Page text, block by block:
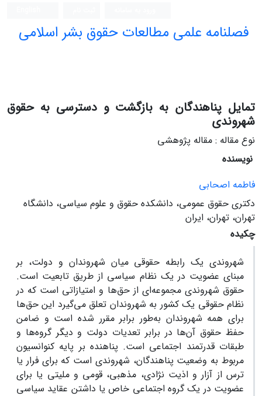
فصلنامه علمی مطالعات حقوق بشر اسلامی
تمایل پناهندگان به بازگشت و دسترسی به حقوق
شهروندی
نوع مقاله : مقاله پژوهشی
نویسنده
فاطمه اصحابی
دکتری حقوق عمومی، دانشکده حقوق و علوم سیاسی، دانشگاه
تهران، تهران، ایران
چکیده
شهروندی یک رابطه حقوقی میان شهروندان و دولت، بر
مبنای عضویت در یک نظام سیاسی از طریق تابعیت است.
حقوق شهروندی مجموعه‌ای از حق‌ها و امتیازاتی است که در
نظام حقوقی یک کشور به شهروندان تعلق می‌گیرد این حق‌ها
برای همه شهروندان به‌طور برابر مقرر شده است و ضامن
حفظ حقوق آن‌ها در برابر تعدیات دولت و دیگر گروه‌ها و
طبقات قدرتمند اجتماعی است. پناهنده بر پایه کنوانسیون
مربوط به وضعیت پناهندگان، شهروندی است که برای فرار یا
ترس از آزار و اذیت نژادی، مذهبی، قومی و ملیتی یا برای
عضویت در یک گروه اجتماعی خاص یا داشتن عقاید سیاسی